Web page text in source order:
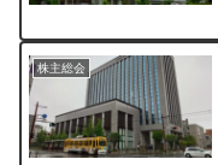
株主総会